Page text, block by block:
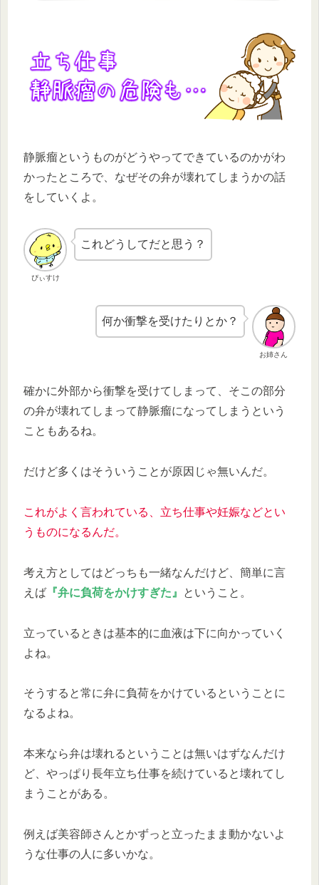
静脈瘤というものがどうやってできているのかがわ
かったところで、なぜその弁が壊れてしまうかの話
をしていくよ。
ぴぃすけ
これどうしてだと思う？
お姉さん
何か衝撃を受けたりとか？
確かに外部から衝撃を受けてしまって、そこの部分
の弁が壊れてしまって静脈瘤になってしまうという
こともあるね。
だけど多くはそういうことが原因じゃ無いんだ。
これがよく言われている、立ち仕事や妊娠などとい
うものになるんだ。
考え方としてはどっちも一緒なんだけど、簡単に言
えば 『弁に負荷をかけすぎた』 ということ。
立っているときは基本的に血液は下に向かっていく
よね。
そうすると常に弁に負荷をかけているということに
なるよね。
本来なら弁は壊れるということは無いはずなんだけ
ど、やっぱり長年立ち仕事を続けていると壊れてし
まうことがある。
例えば美容師さんとかずっと立ったまま動かないよ
うな仕事の人に多いかな。